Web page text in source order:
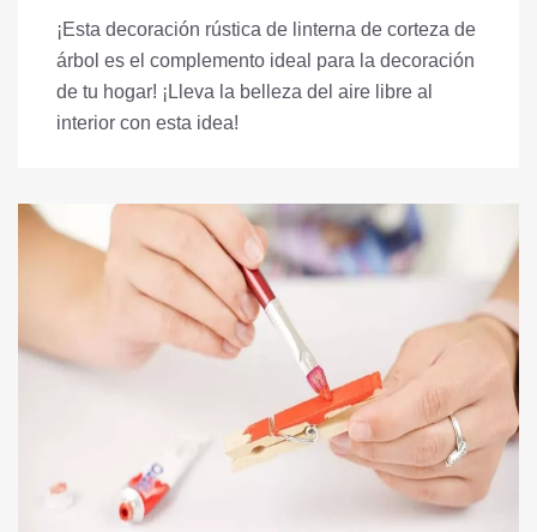
¡Esta decoración rústica de linterna de corteza de
árbol es el complemento ideal para la decoración
de tu hogar! ¡Lleva la belleza del aire libre al
interior con esta idea!